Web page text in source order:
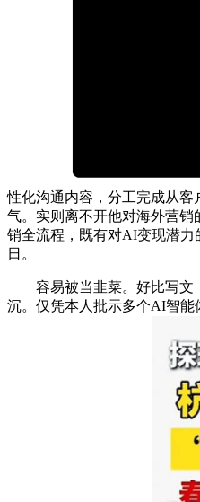
性化沟通内容，分工完成从
气。实则离不开他对海外营
销全流程，既有对AI变现潜力
日。
容易被当韭菜。好比写文，
沉。仅凭本人批示多个AI智